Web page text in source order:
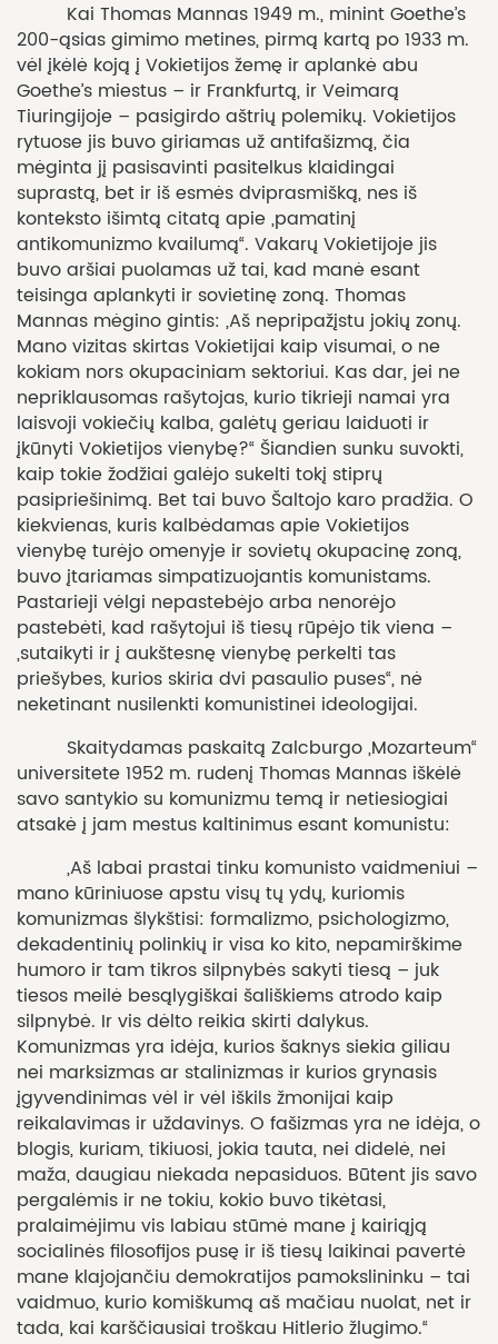
Kai Thomas Mannas 1949 m., minint Goethe’s
200-ąsias gimimo metines, pirmą kartą po 1933 m.
vėl įkėlė koją į Vokietijos žemę ir aplankė abu
Goethe’s miestus – ir Frankfurtą, ir Veimarą
Tiuringijoje – pasigirdo aštrių polemikų. Vokietijos
rytuose jis buvo giriamas už antifašizmą, čia
mėginta jį pasisavinti pasitelkus klaidingai
suprastą, bet ir iš esmės dviprasmišką, nes iš
konteksto išimtą citatą apie „pamatinį
antikomunizmo kvailumą“. Vakarų Vokietijoje jis
buvo aršiai puolamas už tai, kad manė esant
teisinga aplankyti ir sovietinę zoną. Thomas
Mannas mėgino gintis: „Aš nepripažįstu jokių zonų.
Mano vizitas skirtas Vokietijai kaip visumai, o ne
kokiam nors okupaciniam sektoriui. Kas dar, jei ne
nepriklausomas rašytojas, kurio tikrieji namai yra
laisvoji vokiečių kalba, galėtų geriau laiduoti ir
įkūnyti Vokietijos vienybę?“ Šiandien sunku suvokti,
kaip tokie žodžiai galėjo sukelti tokį stiprų
pasipriešinimą. Bet tai buvo Šaltojo karo pradžia. O
kiekvienas, kuris kalbėdamas apie Vokietijos
vienybę turėjo omenyje ir sovietų okupacinę zoną,
buvo įtariamas simpatizuojantis komunistams.
Pastarieji vėlgi nepastebėjo arba nenorėjo
pastebėti, kad rašytojui iš tiesų rūpėjo tik viena –
„sutaikyti ir į aukštesnę vienybę perkelti tas
priešybes, kurios skiria dvi pasaulio puses“, nė
neketinant nusilenkti komunistinei ideologijai.
Skaitydamas paskaitą Zalcburgo „Mozarteum“
universitete 1952 m. rudenį Thomas Mannas iškėlė
savo santykio su komunizmu temą ir netiesiogiai
atsakė į jam mestus kaltinimus esant komunistu:
„Aš labai prastai tinku komunisto vaidmeniui –
mano kūriniuose apstu visų tų ydų, kuriomis
komunizmas šlykštisi: formalizmo, psichologizmo,
dekadentinių polinkių ir visa ko kito, nepamirškime
humoro ir tam tikros silpnybės sakyti tiesą – juk
tiesos meilė besąlygiškai šališkiems atrodo kaip
silpnybė. Ir vis dėlto reikia skirti dalykus.
Komunizmas yra idėja, kurios šaknys siekia giliau
nei marksizmas ar stalinizmas ir kurios grynasis
įgyvendinimas vėl ir vėl iškils žmonijai kaip
reikalavimas ir uždavinys. O fašizmas yra ne idėja, o
blogis, kuriam, tikiuosi, jokia tauta, nei didelė, nei
maža, daugiau niekada nepasiduos. Būtent jis savo
pergalėmis ir ne tokiu, kokio buvo tikėtasi,
pralaimėjimu vis labiau stūmė mane į kairiąją
socialinės filosofijos pusę ir iš tiesų laikinai pavertė
mane klajojančiu demokratijos pamokslininku – tai
vaidmuo, kurio komiškumą aš mačiau nuolat, net ir
tada, kai karščiausiai troškau Hitlerio žlugimo.“